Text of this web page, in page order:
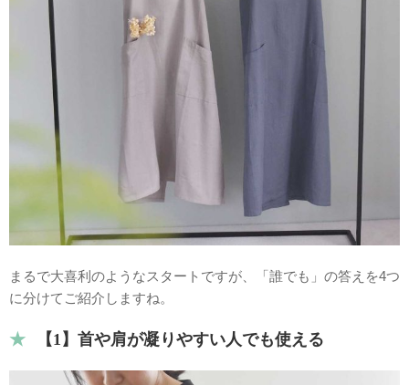
まるで大喜利のようなスタートですが、「誰でも」の答えを4つ
に分けてご紹介しますね。
【1】首や肩が凝りやすい人でも使える